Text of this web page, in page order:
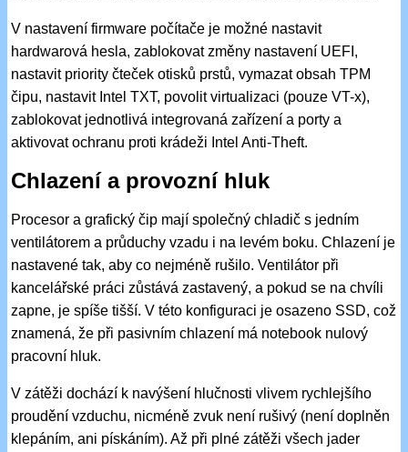
V nastavení firmware počítače je možné nastavit
hardwarová hesla, zablokovat změny nastavení UEFI,
nastavit priority čteček otisků prstů, vymazat obsah TPM
čipu, nastavit Intel TXT, povolit virtualizaci (pouze VT-x),
zablokovat jednotlivá integrovaná zařízení a porty a
aktivovat ochranu proti krádeži Intel Anti-Theft.
Chlazení a provozní hluk
Procesor a grafický čip mají společný chladič s jedním
ventilátorem a průduchy vzadu i na levém boku. Chlazení je
nastavené tak, aby co nejméně rušilo. Ventilátor při
kancelářské práci zůstává zastavený, a pokud se na chvíli
zapne, je spíše tišší. V této konfiguraci je osazeno SSD, což
znamená, že při pasivním chlazení má notebook nulový
pracovní hluk.
V zátěži dochází k navýšení hlučnosti vlivem rychlejšího
proudění vzduchu, nicméně zvuk není rušivý (není doplněn
klepáním, ani pískáním). Až při plné zátěži všech jader